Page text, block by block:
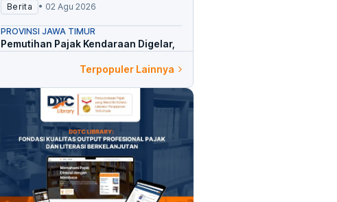
Berita • 02 Agu 2026
PROVINSI JAWA TIMUR
Pemutihan Pajak Kendaraan Digelar,
02 Agu 2026
PROVINSI SULAWESI BARAT
Tunggak Pajak Bertahun-tahun,
Puluhan Kendaraan Terjaring Razia
Berita 26 Jul 2026
Terpopuler Lainnya